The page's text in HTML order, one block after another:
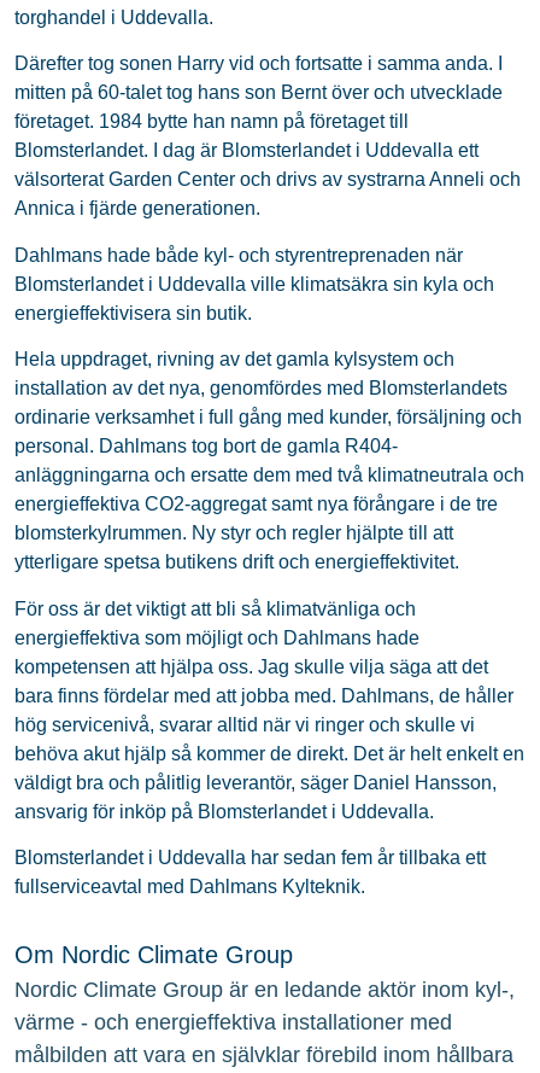
torghandel i Uddevalla.
Därefter tog sonen Harry vid och fortsatte i samma anda. I
mitten på 60-talet tog hans son Bernt över och utvecklade
företaget. 1984 bytte han namn på företaget till
Blomsterlandet. I dag är Blomsterlandet i Uddevalla ett
välsorterat Garden Center och drivs av systrarna Anneli och
Annica i fjärde generationen.
Dahlmans hade både kyl- och styrentreprenaden när
Blomsterlandet i Uddevalla ville klimatsäkra sin kyla och
energieffektivisera sin butik.
Hela uppdraget, rivning av det gamla kylsystem och
installation av det nya, genomfördes med Blomsterlandets
ordinarie verksamhet i full gång med kunder, försäljning och
personal. Dahlmans tog bort de gamla R404-
anläggningarna och ersatte dem med två klimatneutrala och
energieffektiva CO2-aggregat samt nya förångare i de tre
blomsterkylrummen. Ny styr och regler hjälpte till att
ytterligare spetsa butikens drift och energieffektivitet.
För oss är det viktigt att bli så klimatvänliga och
energieffektiva som möjligt och Dahlmans hade
kompetensen att hjälpa oss. Jag skulle vilja säga att det
bara finns fördelar med att jobba med. Dahlmans, de håller
hög servicenivå, svarar alltid när vi ringer och skulle vi
behöva akut hjälp så kommer de direkt. Det är helt enkelt en
väldigt bra och pålitlig leverantör, säger Daniel Hansson,
ansvarig för inköp på Blomsterlandet i Uddevalla.
Blomsterlandet i Uddevalla har sedan fem år tillbaka ett
fullserviceavtal med Dahlmans Kylteknik.
Om Nordic Climate Group
Nordic Climate Group är en ledande aktör inom kyl-,
värme - och energieffektiva installationer med
målbilden att vara en självklar förebild inom hållbara